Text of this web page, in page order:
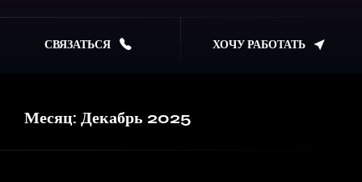
СВЯЗАТЬСЯ ХОЧУ РАБОТАТЬ
Месяц: Декабрь 2025